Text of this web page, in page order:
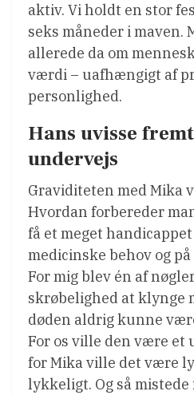
aktiv. Vi holdt en stor
seks måneder i maven.
allerede da om
værdi – uafhængigt af
personlighed.
Hans uvisse
undervejs
Graviditeten med Mika
Hvordan forbereder
få et meget
medicinske behov og
For mig blev én af
skrøbelighed at klynge
døden aldrig kunne
For os ville den være et
for Mika ville det være
lykkeligt. Og så